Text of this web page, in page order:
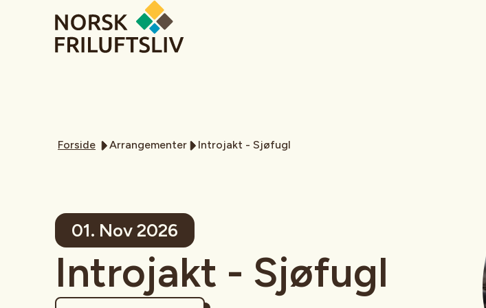
Forside Arrangementer Introjakt - Sjøfugl
01. Nov 2026
Introjakt - Sjøfugl